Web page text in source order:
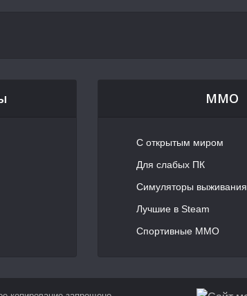
MMO
С открытым миром
Для слабых ПК
Симуляторы выживания
Лучшие в Steam
Спортивные MMO